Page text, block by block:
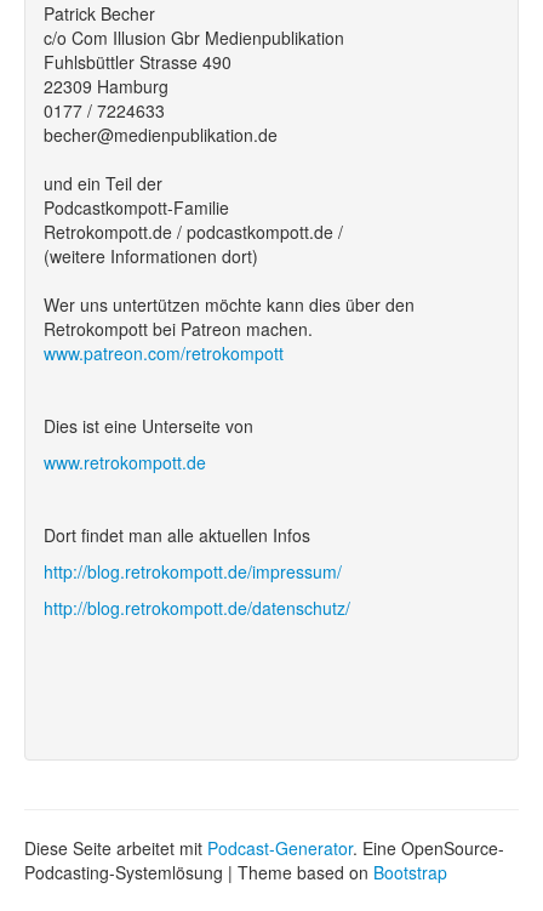
Patrick Becher
c/o Com Illusion Gbr Medienpublikation
Fuhlsbüttler Strasse 490
22309 Hamburg
0177 / 7224633
becher@medienpublikation.de
und ein Teil der
Podcastkompott-Familie
Retrokompott.de / podcastkompott.de /
(weitere Informationen dort)
Wer uns untertützen möchte kann dies über den
Retrokompott bei Patreon machen.
www.patreon.com/retrokompott
Dies ist eine Unterseite von
www.retrokompott.de
Dort findet man alle aktuellen Infos
http://blog.retrokompott.de/impressum/
http://blog.retrokompott.de/datenschutz/
Diese Seite arbeitet mit Podcast-Generator. Eine OpenSource-
Podcasting-Systemlösung | Theme based on Bootstrap